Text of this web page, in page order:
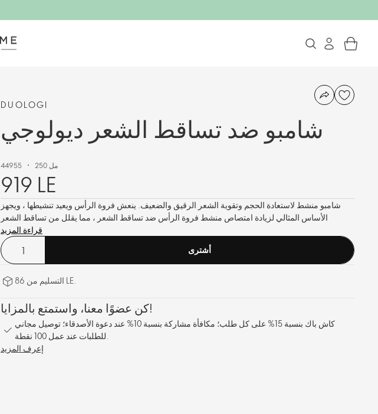
DUOLOGI
شامبو ضد تساقط الشعر ديولوجي
44955 250 مل
919 LE
شامبو منشط لاستعادة الحجم وتقوية الشعر الرقيق والضعيف. ينعش فروة الرأس ويعيد تنشيطها ، ويجهز
الأساس المثالي لزيادة امتصاص منشط فروة الرأس ضد تساقط الشعر ، مما يقلل من تساقط الشعر
قراءة المزيد
أشترى
التسليم من 86 LE.
كن عضوًا معنا، واستمتع بالمزايا!
كاش باك بنسبة 15% على كل طلب؛ مكافأة مشاركة بنسبة 10% عند دعوة الأصدقاء؛ توصيل مجاني
للطلبات عند عمل 100 نقطة.
إعرف المزيد